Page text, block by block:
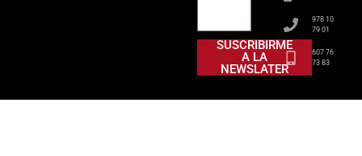
SUSCRIBIRME
A LA
NEWSLATER
978 10
79 01
607 76
73 83